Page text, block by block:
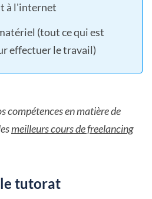
à l'internet
(tout ce qui est
effectuer le travail)
compétences en matière de
meilleurs cours de freelancing
le tutorat